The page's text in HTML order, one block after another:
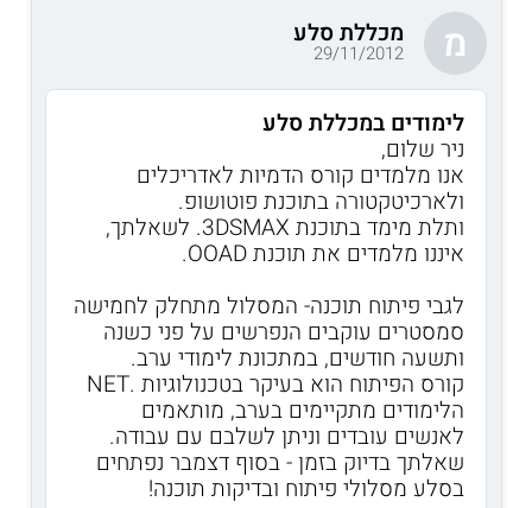
מ מכללת סלע
29/11/2012
לימודים במכללת סלע
ניר שלום,
אנו מלמדים קורס הדמיות לאדריכלים
ולארכיטקטורה בתוכנת פוטושופ.
ותלת מימד בתוכנת 3DSMAX. לשאלתך,
איננו מלמדים את תוכנת OOAD.
לגבי פיתוח תוכנה- המסלול מתחלק לחמישה
סמסטרים עוקבים הנפרשים על פני כשנה
ותשעה חודשים, במתכונת לימודי ערב.
קורס הפיתוח הוא בעיקר בטכנולוגיות .NET
הלימודים מתקיימים בערב, מותאמים
לאנשים עובדים וניתן לשלבם עם עבודה.
שאלתך בדיוק בזמן - בסוף דצמבר נפתחים
בסלע מסלולי פיתוח ובדיקות תוכנה!